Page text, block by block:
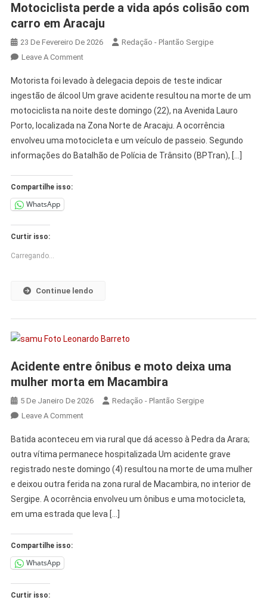
Motociclista perde a vida após colisão com
carro em Aracaju
23 De Fevereiro De 2026
Redação - Plantão Sergipe
Leave A Comment
Motorista foi levado à delegacia depois de teste indicar
ingestão de álcool Um grave acidente resultou na morte de um
motociclista na noite deste domingo (22), na Avenida Lauro
Porto, localizada na Zona Norte de Aracaju. A ocorrência
envolveu uma motocicleta e um veículo de passeio. Segundo
informações do Batalhão de Polícia de Trânsito (BPTran), […]
Compartilhe isso:
WhatsApp
Curtir isso:
Carregando...
Continue lendo
Acidente entre ônibus e moto deixa uma
mulher morta em Macambira
5 De Janeiro De 2026
Redação - Plantão Sergipe
Leave A Comment
Batida aconteceu em via rural que dá acesso à Pedra da Arara;
outra vítima permanece hospitalizada Um acidente grave
registrado neste domingo (4) resultou na morte de uma mulher
e deixou outra ferida na zona rural de Macambira, no interior de
Sergipe. A ocorrência envolveu um ônibus e uma motocicleta,
em uma estrada que leva […]
Compartilhe isso:
WhatsApp
Curtir isso: